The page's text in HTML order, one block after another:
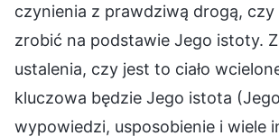
czynienia z prawdziwą drogą,
zrobić na podstawie Jego istoty.
ustalenia, czy jest to ciało
kluczowa będzie Jego istota (Jego
wypowiedzi, usposobienie i wiele